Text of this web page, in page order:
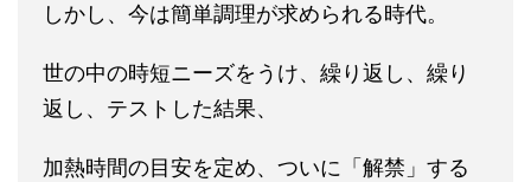
しかし、今は簡単調理が求められる時代。
世の中の時短ニーズをうけ、繰り返し、繰り
返し、テストした結果、
加熱時間の目安を定め、ついに「解禁」する